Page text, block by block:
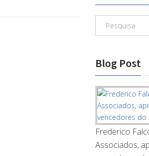
Blog Post
Frederico
Associados,